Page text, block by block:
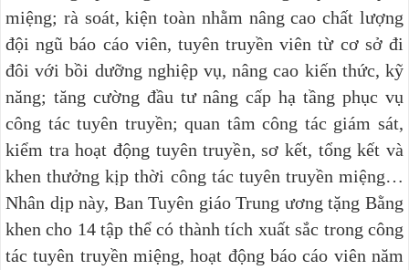
miệng; rà soát, kiện toàn nhằm nâng cao chất lượng
đội ngũ báo cáo viên, tuyên truyền viên từ cơ sở đi
đôi với bồi dưỡng nghiệp vụ, nâng cao kiến thức, kỹ
năng; tăng cường đầu tư nâng cấp hạ tầng phục vụ
công tác tuyên truyền; quan tâm công tác giám sát,
kiểm tra hoạt động tuyên truyền, sơ kết, tổng kết và
khen thưởng kịp thời công tác tuyên truyền miệng…
Nhân dịp này, Ban Tuyên giáo Trung ương tặng Bằng
khen cho 14 tập thể có thành tích xuất sắc trong công
tác tuyên truyền miệng, hoạt động báo cáo viên năm